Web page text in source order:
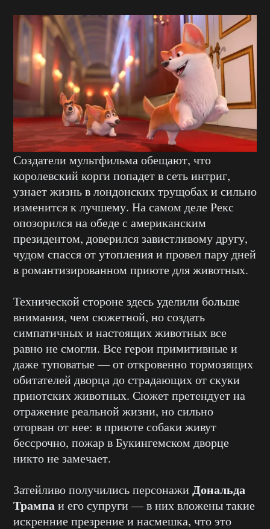
Создатели мультфильма обещают, что
королевский корги попадет в сеть интриг,
узнает жизнь в лондонских трущобах и сильно
изменится к лучшему. На самом деле Рекс
опозорился на обеде с американским
президентом, доверился завистливому другу,
чудом спасся от утопления и провел пару дней
в романтизированном приюте для животных.
Технической стороне здесь уделили больше
внимания, чем сюжетной, но создать
симпатичных и настоящих животных все
равно не смогли. Все герои примитивные и
даже туповатые — от откровенно тормозящих
обитателей дворца до страдающих от скуки
приютских животных. Сюжет претендует на
отражение реальной жизни, но сильно
оторван от нее: в приюте собаки живут
бессрочно, пожар в Букингемском дворце
никто не замечает.
Затейливо получились персонажи Дональда
Трампаи его супруги — в них вложены такие
искренние презрение и насмешка, что это